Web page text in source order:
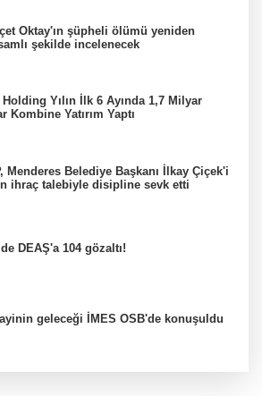
Oktay'ın şüpheli ölümü yeniden
şekilde incelenecek
Holding Yılın İlk 6 Ayında 1,7 Milyar
Kombine Yatırım Yaptı
Menderes Belediye Başkanı İlkay Çiçek'i
ihraç talebiyle disipline sevk etti
DEAŞ'a 104 gözaltı!
geleceği İMES OSB'de konuşuldu